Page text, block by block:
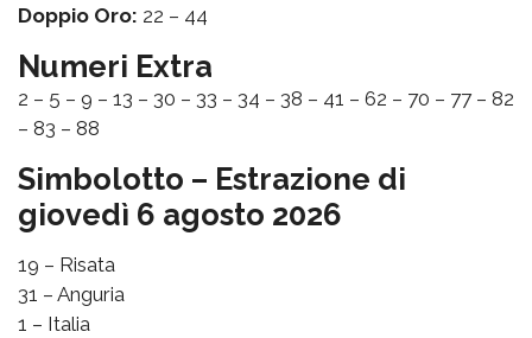
Doppio Oro: 22 – 44
Numeri Extra
2 – 5 – 9 – 13 – 30 – 33 – 34 – 38 – 41 – 62 – 70 – 77 – 82
– 83 – 88
Simbolotto – Estrazione di
giovedì 6 agosto 2026
19 – Risata
31 – Anguria
1 – Italia